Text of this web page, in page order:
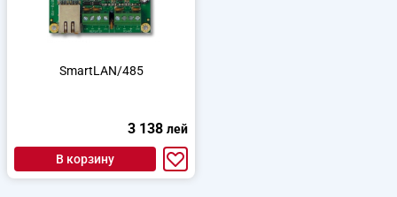
SmartLAN/485
3 138 лей
В корзину